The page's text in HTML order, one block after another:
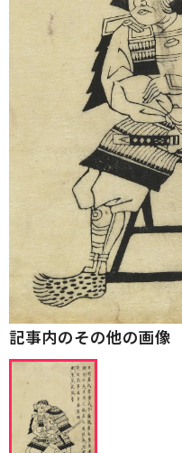
記事内のその他の画像